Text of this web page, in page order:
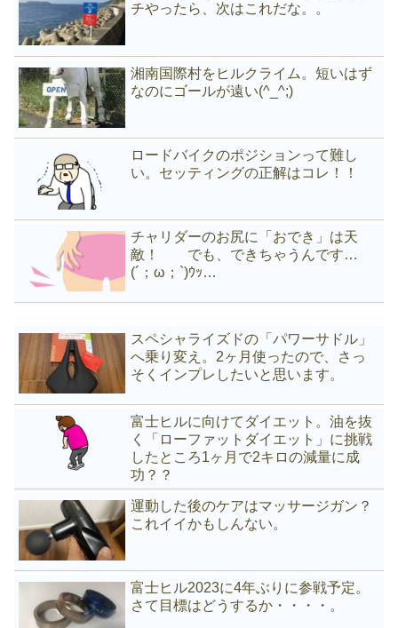
チやったら、次はこれだな。。
湘南国際村をヒルクライム。短いはず
なのにゴールが遠い(^_^;)
ロードバイクのポジションって難し
い。セッティングの正解はコレ！！
チャリダーのお尻に「おでき」は天
敵！ でも、できちゃうんです…
(´；ω；`)ｳｯ…
スペシャライズドの「パワーサドル」
へ乗り変え。2ヶ月使ったので、さっ
そくインプレしたいと思います。
富士ヒルに向けてダイエット。油を抜
く「ローファットダイエット」に挑戦
したところ1ヶ月で2キロの減量に成
功？？
運動した後のケアはマッサージガン？
これイイかもしんない。
富士ヒル2023に4年ぶりに参戦予定。
さて目標はどうするか・・・・。